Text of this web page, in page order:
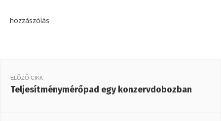
hozzászólás
ELŐZŐ CIKK
Teljesítménymérőpad egy konzervdobozban